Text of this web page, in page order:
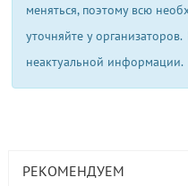
меняться, поэтому всю
уточняйте у организаторов.
неактуальной информации.
РЕКОМЕНДУЕМ